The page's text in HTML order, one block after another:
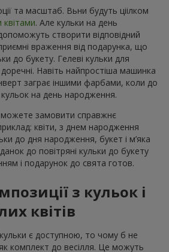
та масштаб. Вьни будуть ціілком
. Але кульки на день
створити відповідний
враження від подарунка, що
до букету. Гелеві кульки для
Навіть найпростіша машинка
заграє іншими фарбами, коли до
на день народження.
замовити справжнє
квіти, з днем народження
до дня народження, букет і м’яка
до повітряні кульки до букету
і подарунок до свята готов.
з кульок і
квітів
кульки є доступною, то чому б не
комплект до весілля. Це можуть